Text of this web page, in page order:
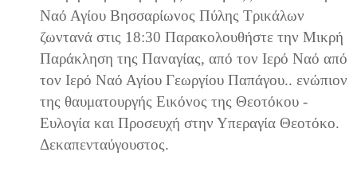
Ναό Αγίου Βησσαρίωνος Πύλης Τρικάλων
ζωντανά στις 18:30 Παρακολουθήστε την Μικρή
Παράκληση της Παναγίας, από τον Ιερό Ναό από
τον Ιερό Ναό Αγίου Γεωργίου Παπάγου.. ενώπιον
της θαυματουργής Εικόνος της Θεοτόκου -
Ευλογία και Προσευχή στην Υπεραγία Θεοτόκο.
Δεκαπενταύγουστος.